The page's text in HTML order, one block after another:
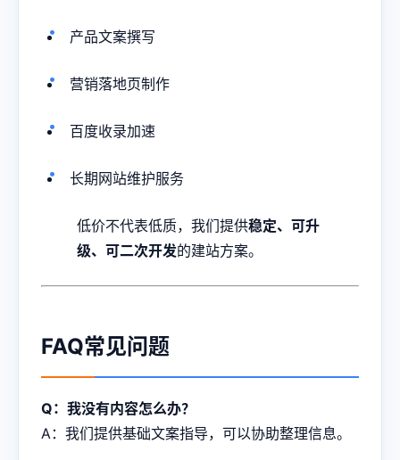
产品文案撰写
营销落地页制作
百度收录加速
长期网站维护服务
低价不代表低质，我们提供稳定、可升
级、可二次开发的建站方案。
FAQ常见问题
Q：我没有内容怎么办？
A：我们提供基础文案指导，可以协助整理信息。